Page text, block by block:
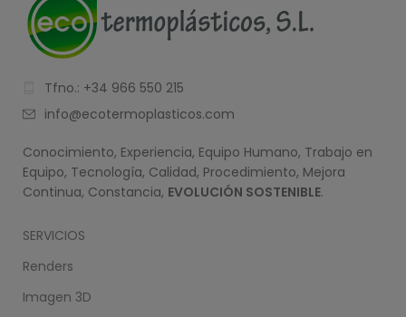
Tfno.: +34 966 550 215
info@ecotermoplasticos.com
Conocimiento, Experiencia, Equipo Humano, Trabajo en
Equipo, Tecnología, Calidad, Procedimiento, Mejora
Continua, Constancia, EVOLUCIÓN SOSTENIBLE.
SERVICIOS
Renders
Imagen 3D